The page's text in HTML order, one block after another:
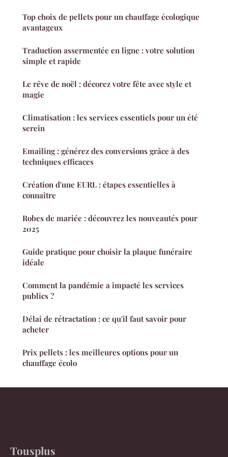
Top choix de pellets pour un chauffage écologique
avantageux
Traduction assermentée en ligne : votre solution
simple et rapide
Le rêve de noël : décorez votre fête avec style et
magie
Climatisation : les services essentiels pour un été
serein
Emailing : générez des conversions grâce à des
techniques efficaces
Création d'une EURL : étapes essentielles à
connaître
Robes de mariée : découvrez les nouveautés pour
2025
Guide pratique pour choisir la plaque funéraire
idéale
Comment la pandémie a impacté les services
publics ?
Délai de rétractation : ce qu'il faut savoir pour
acheter
Prix pellets : les meilleures options pour un
chauffage écolo
Tousplus